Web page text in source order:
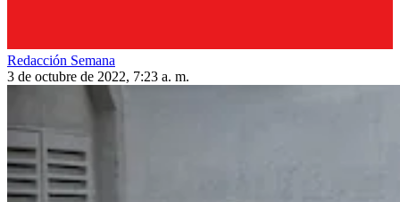
Redacción Semana
3 de octubre de 2022, 7:23 a. m.